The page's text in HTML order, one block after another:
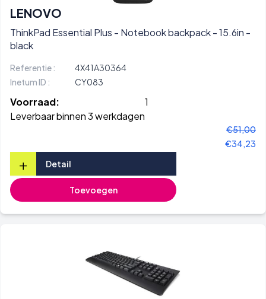
LENOVO
ThinkPad Essential Plus - Notebook backpack - 15.6in -
black
Referentie :
4X41A30364
Inetum ID :
CY083
Voorraad:
1
Leverbaar binnen 3 werkdagen
€51,00
€34,23
+ Detail
Toevoegen